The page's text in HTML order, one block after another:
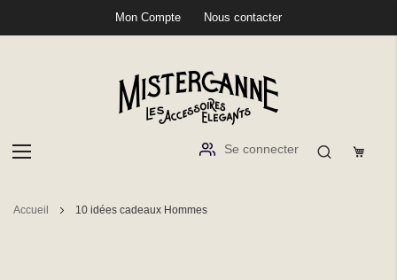
Mon Compte Nous contacter
Se connecter
Aller
Accueil 10 idées cadeaux Hommes